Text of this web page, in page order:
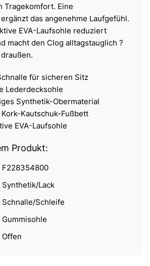
Tragekomfort. Eine
das angenehme Laufgefühl.
EVA-Laufsohle reduziert
macht den Clog alltagstauglich ?
für sicheren Sitz
Lederdecksohle
Synthetik-Obermaterial
Kautschuk-Fußbett
EVA-Laufsohle
Produkt:
F228354800
Synthetik/Lack
Schnalle/Schleife
Gummisohle
Offen